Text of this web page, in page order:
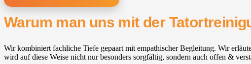
Warum man uns mit der
Wir kombiniert fachliche Tiefe gepaart mit empathischer Begleitung. Wir
wird auf diese Weise nicht nur besonders sorgfältig, sondern auch offen &